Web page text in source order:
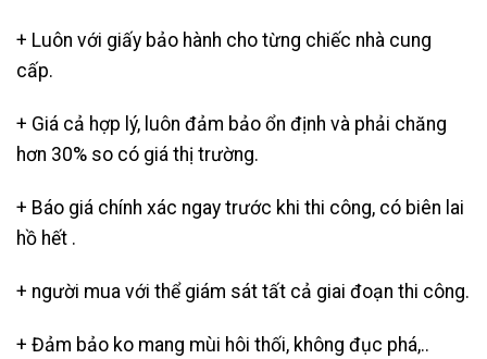
+ Luôn với giấy bảo hành cho từng chiếc nhà cung
cấp.
+ Giá cả hợp lý, luôn đảm bảo ổn định và phải chăng
hơn 30% so có giá thị trường.
+ Báo giá chính xác ngay trước khi thi công, có biên lai
hồ hết .
+ người mua với thể giám sát tất cả giai đoạn thi công.
+ Đảm bảo ko mang mùi hôi thối, không đục phá,..